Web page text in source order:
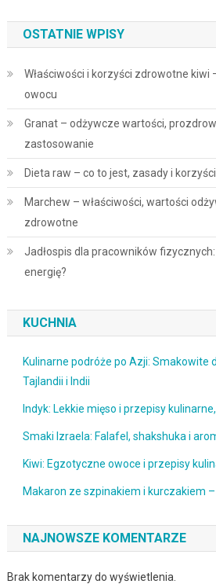
OSTATNIE WPISY
Właściwości i korzyści zdrowotne kiwi
owocu
Granat – odżywcze wartości,
zastosowanie
Dieta raw – co to jest, zasady i
Marchew – właściwości, wartości
zdrowotne
Jadłospis dla pracowników
energię?
KUCHNIA
Kulinarne podróże po Azji: Smakowite
Tajlandii i Indii
Indyk: Lekkie mięso i przepisy
Smaki Izraela: Falafel, shakshuka i
Kiwi: Egzotyczne owoce i przepisy
Makaron ze szpinakiem i kurczakiem
NAJNOWSZE KOMENTARZE
Brak komentarzy do wyświetlenia.